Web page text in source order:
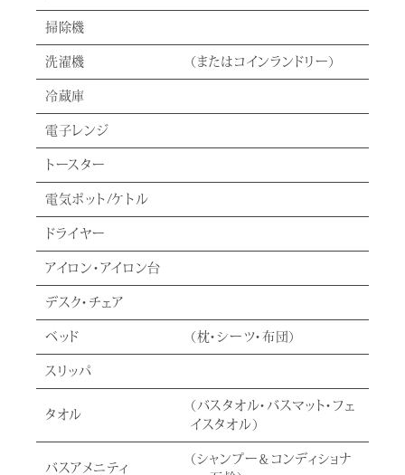
掃除機
洗濯機 （またはコインランドリー）
冷蔵庫
電子レンジ
トースター
電気ポット/ケトル
ドライヤー
アイロン・アイロン台
デスク・チェア
ベッド （枕・シーツ・布団）
スリッパ
タオル
（バスタオル・バスマット・フェ
イスタオル）
バスアメニティ
（シャンプー＆コンディショナ